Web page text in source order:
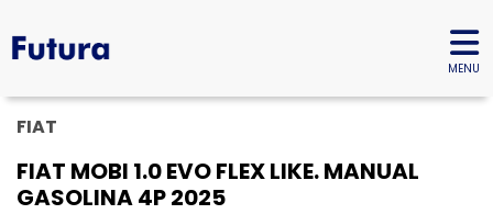
MENU
FIAT
FIAT MOBI 1.0 EVO FLEX LIKE. MANUAL
GASOLINA 4P 2025